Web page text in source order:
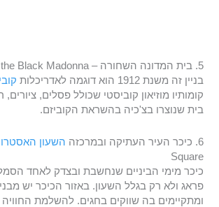
5. בית המדונה השחורה – House of the Black Madonna
בניין זה משנת 1912 הוא דוגמה לאדריכלות
קומותיו מוזיאון קוביסטי שכולל פסלים, ציורים,
בית שנוצרו בצ'כיה בהשראת הקוביזם.
6. כיכר העיר העתיקה ובמרכזה השעון
Square
כיכר מימי הביניים שנחשבת ובצדק לאחד
פראג ולא רק בגלל השעון. באזור הכיכר יש
ומתקיימים בה שווקים בחגים. להשלמת